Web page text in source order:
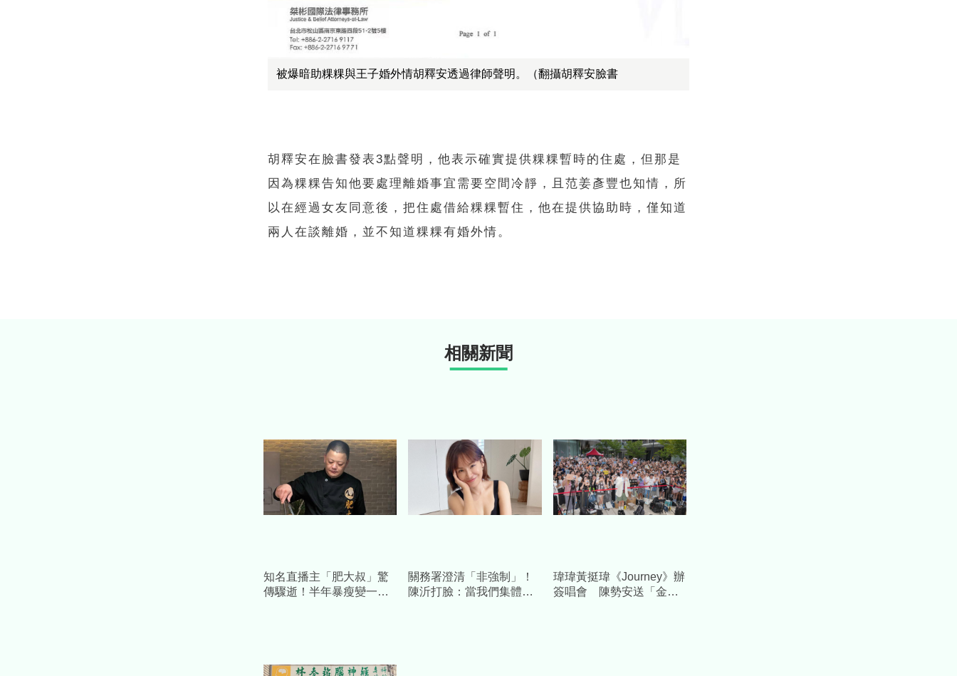
被爆暗助粿粿與王子婚外情胡釋安透過律師聲明。（翻攝胡釋安臉書
胡釋安在臉書發表3點聲明，他表示確實提供粿粿暫時的住處，但那是
因為粿粿告知他要處理離婚事宜需要空間冷靜，且范姜彥豐也知情，所
以在經過女友同意後，把住處借給粿粿暫住，他在提供協助時，僅知道
兩人在談離婚，並不知道粿粿有婚外情。
相關新聞
知名直播主「肥大叔」驚
傳驟逝！半年暴瘦變一個
關務署澄清「非強制」！
陳沂打臉：當我們集體失
瑋瑋黃挺瑋《Journey》辦
簽唱會 陳勢安送「金